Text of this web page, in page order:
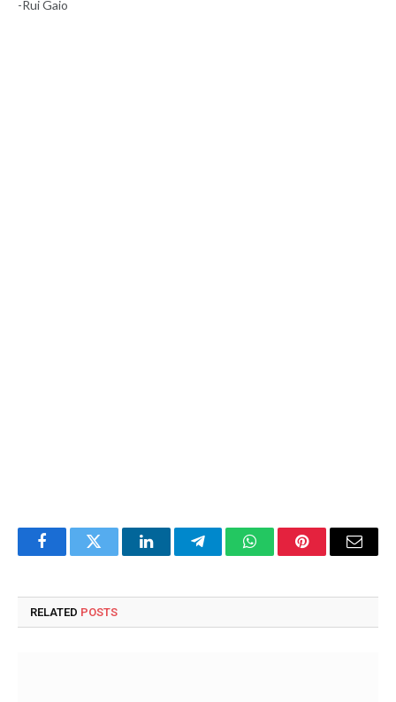
-Rui Gaio
FacebookTwitter LinkedInTelegramWhatsAppPinterestEmail
RELATED POSTS